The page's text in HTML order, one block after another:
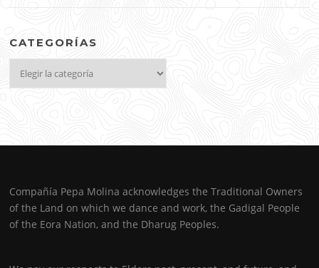
CATEGORÍAS
Compañía Pepa Molina acknowledges the Traditional Owners
of the Land on which we dance and work, the Gadigal People
of the Eora Nation, and the Dharug Peoples.